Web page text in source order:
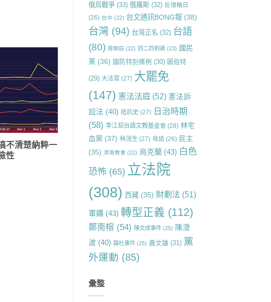
不清楚納粹一
性
俄烏戰爭(33) 俄羅斯(32) 反侵略日
(26) 台中 (22) 台文通訊BONG報(38)
台灣(94) 台灣正名 (32) 台語
(80) 周婉窈 (22) 四二四刺蔣(23) 國民
黨 (36) 國防特別條例 (30) 圖伯特
(29) 大法官(27) 大罷免
(147) 憲法法庭(52) 憲法訴
訟法 (40) 抵抗史 (27) 日治時期
(58) 李江却台語文教基金會(28) 林宅
血案(37) 林茂生 (27) 母語(26) 民主
(35) 濟南教會 (22) 烏克蘭(43) 白色
恐怖 (65) 立法院
(308) 西藏(35) 財劃法(51)
軍購(43) 轉型正義 (112)
鄭南榕 (54) 陳文成事件(25) 陳澄
波 (40) 霧社事件(25) 黃文雄(31) 黨
外運動 (85)
彙整